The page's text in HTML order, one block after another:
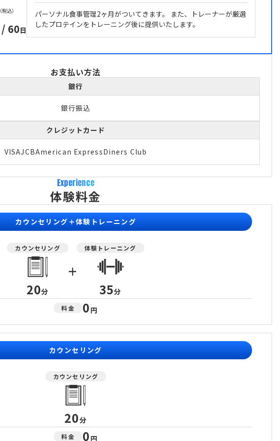
（税込）
/ 60日
パーソナル食事管理2ヶ月がついてきます。 また、トレーナーが厳選
したプロテインをトレーニング後に提供いたします。
お支払い方法
銀行
銀行振込
クレジットカード
VISAJCBAmerican ExpressDiners Club
Experience
体験料金
カウンセリング＋体験トレーニング
カウンセリング
20分
+
体験トレーニング
35分
料金 0 円
カウンセリング
カウンセリング
20分
料金 0 円